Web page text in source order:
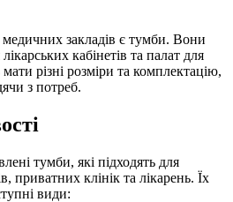
закладів є тумби. Вони
кабінетів та палат для
різні розміри та комплектацію,
з потреб.
тумби, які підходять для
приватних клінік та лікарень. Їх
види: